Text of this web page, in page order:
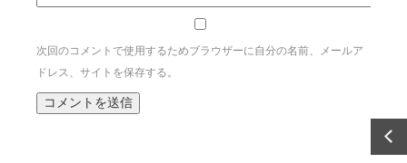
次回のコメントで使用するためブラウザーに自分の名前、メールア
ドレス、サイトを保存する。